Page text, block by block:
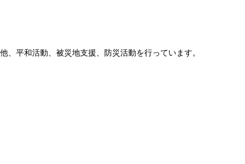
平和活動、被災地支援、防災活動を行っています。